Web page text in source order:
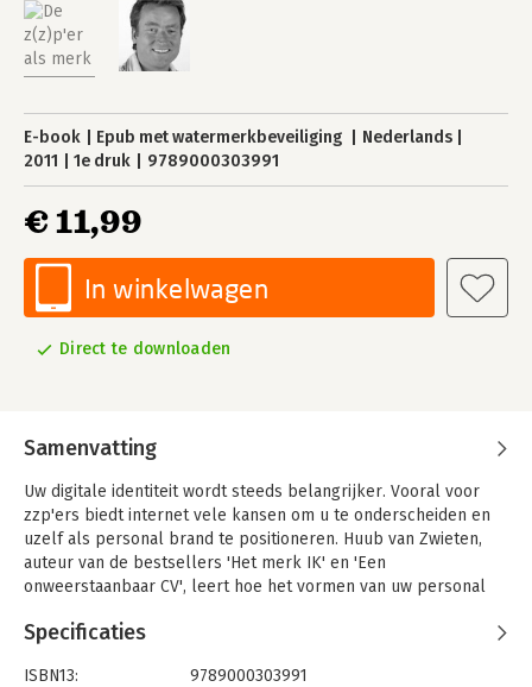
E-book Epub met watermerkbeveiliging
Nederlands
2011
1e druk 9789000303991
€ 11,99
In winkelwagen
Direct te downloaden
Samenvatting
Uw digitale identiteit wordt steeds belangrijker. Vooral voor
zzp'ers biedt internet vele kansen om u te onderscheiden en
uzelf als personal brand te positioneren. Huub van Zwieten,
auteur van de bestsellers 'Het merk IK' en 'Een
onweerstaanbaar CV', leert hoe het vormen van uw personal
Specificaties
ISBN13:
9789000303991